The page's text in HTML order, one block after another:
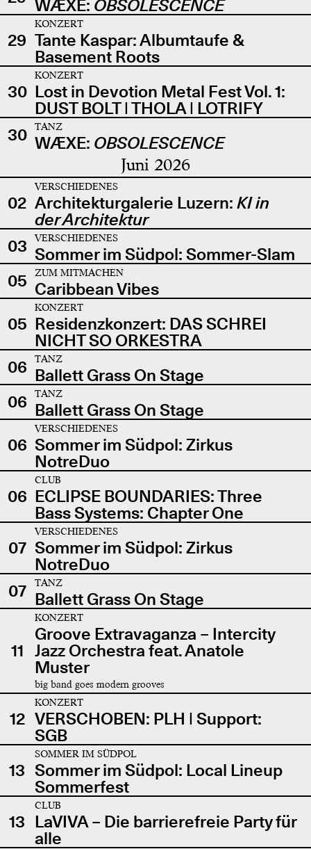
WÆXE: OBSOLESCENCE
29
KONZERT
Tante Kaspar: Albumtaufe &
Basement Roots
30
KONZERT
Lost in Devotion Metal Fest Vol. 1:
DUST BOLT | THOLA | LOTRIFY
30
TANZ
WÆXE: OBSOLESCENCE
Juni 2026
02
VERSCHIEDENES
Architekturgalerie Luzern: KI in
der Architektur
03
VERSCHIEDENES
Sommer im Südpol: Sommer-Slam
05
ZUM MITMACHEN
Caribbean Vibes
05
KONZERT
Residenzkonzert: DAS SCHREI
NICHT SO ORKESTRA
06
TANZ
Ballett Grass On Stage
06
TANZ
Ballett Grass On Stage
06
VERSCHIEDENES
Sommer im Südpol: Zirkus
NotreDuo
06
CLUB
ECLIPSE BOUNDARIES: Three
Bass Systems: Chapter One
07
VERSCHIEDENES
Sommer im Südpol: Zirkus
NotreDuo
07
TANZ
Ballett Grass On Stage
11
KONZERT
Groove Extravaganza – Intercity
Jazz Orchestra feat. Anatole
Muster
big band goes modern grooves
12
KONZERT
VERSCHOBEN: PLH | Support:
SGB
13
SOMMER IM SÜDPOL
Sommer im Südpol: Local Lineup
Sommerfest
13
CLUB
LaVIVA – Die barrierefreie Party für
alle